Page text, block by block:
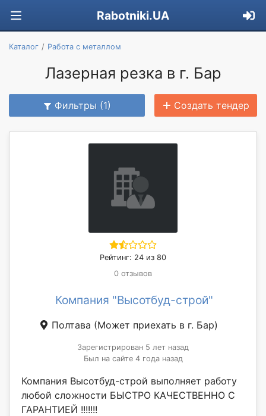
Rabotniki.UA
Каталог Работа с металлом
Лазерная резка в г. Бар
Фильтры (1) Создать тендер
Рейтинг: 24 из 80
0 отзывов
Компания "Высотбуд-строй"
Полтава (Может приехать в г. Бар)
Зарегистрирован 5 лет назад
Был на сайте 4 года назад
Компания Высотбуд-строй выполняет работу
любой сложности БЫСТРО КАЧЕСТВЕННО С
ГАРАНТИЕЙ !!!!!!!